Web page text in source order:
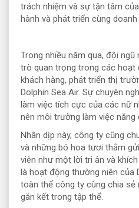
trách nhiệm và sự tận tâm
hành và phát triển cùng doanh
Trong nhiều năm qua, đội
trò quan trọng trong các hoạt
khách hàng, phát triển thị
Dolphin Sea Air. Sự chuyên
làm việc tích cực của các nữ
nên môi trường làm việc năng
Nhân dịp này, công ty cũng
và những bó hoa tươi thắm
viên như một lời tri ân và
là hoạt động thường niên của
toàn thể công ty cùng chia sẻ
gắn kết trong tập thể.